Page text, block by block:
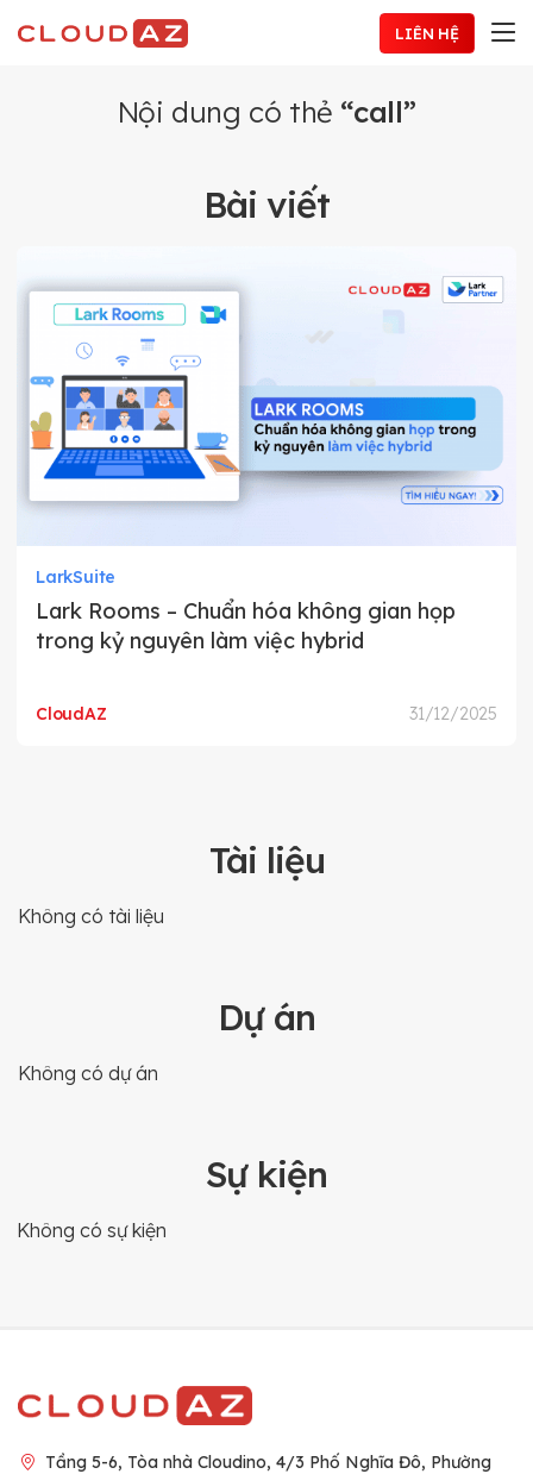
đến
LIÊN HỆ
Nội dung có thẻ “call”
Bài viết
LarkSuite
Lark Rooms – Chuẩn hóa không gian họp
trong kỷ nguyên làm việc hybrid
CloudAZ 31/12/2025
Tài liệu
Không có tài liệu
Dự án
Không có dự án
Sự kiện
Không có sự kiện
Tầng 5-6, Tòa nhà Cloudino, 4/3 Phố Nghĩa Đô, Phường